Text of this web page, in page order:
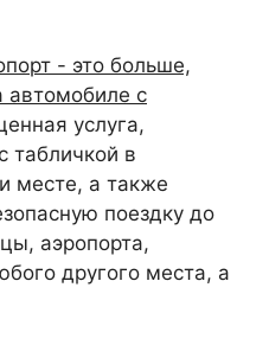
- это больше,
автомобиле с
услуга,
табличкой в
месте, а также
поездку до
аэропорта,
другого места, а